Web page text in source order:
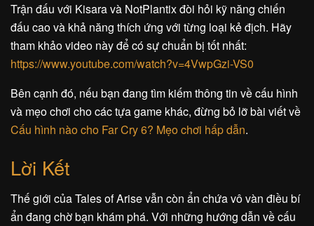
Trận đấu với Kisara và NotPlantix đòi hỏi kỹ năng chiến
đấu cao và khả năng thích ứng với từng loại kẻ địch. Hãy
tham khảo video này để có sự chuẩn bị tốt nhất:
https://www.youtube.com/watch?v=4VwpGzi-VS0
Bên cạnh đó, nếu bạn đang tìm kiếm thông tin về cấu hình
và mẹo chơi cho các tựa game khác, đừng bỏ lỡ bài viết về
Cấu hình nào cho Far Cry 6? Mẹo chơi hấp dẫn.
Lời Kết
Thế giới của Tales of Arise vẫn còn ẩn chứa vô vàn điều bí
ẩn đang chờ bạn khám phá. Với những hướng dẫn về cấu